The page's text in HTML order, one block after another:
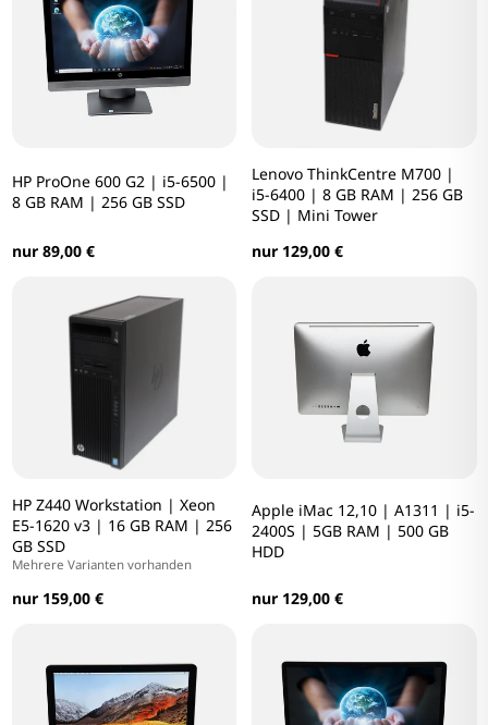
HP ProOne 600 G2 | i5-6500 |
8 GB RAM | 256 GB SSD
nur 89,00 €
Lenovo ThinkCentre M700 |
i5-6400 | 8 GB RAM | 256 GB
SSD | Mini Tower
nur 129,00 €
HP Z440 Workstation | Xeon
E5-1620 v3 | 16 GB RAM | 256
GB SSD
Mehrere Varianten vorhanden
nur 159,00 €
Apple iMac 12,10 | A1311 | i5-
2400S | 5GB RAM | 500 GB
HDD
nur 129,00 €